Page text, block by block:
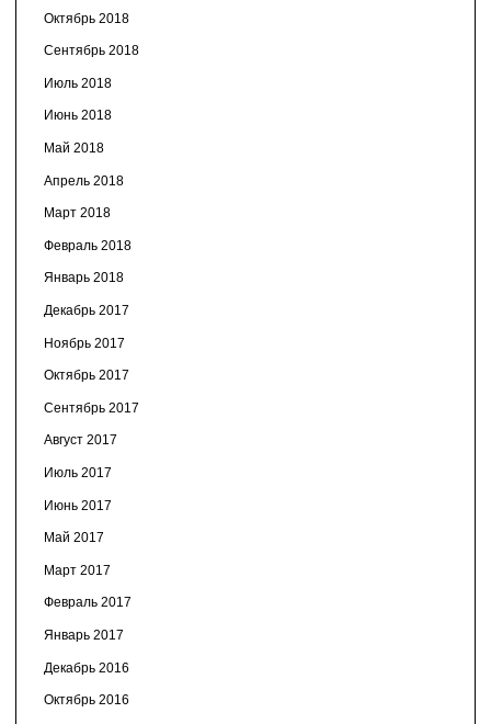
Октябрь 2018
Сентябрь 2018
Июль 2018
Июнь 2018
Май 2018
Апрель 2018
Март 2018
Февраль 2018
Январь 2018
Декабрь 2017
Ноябрь 2017
Октябрь 2017
Сентябрь 2017
Август 2017
Июль 2017
Июнь 2017
Май 2017
Март 2017
Февраль 2017
Январь 2017
Декабрь 2016
Октябрь 2016